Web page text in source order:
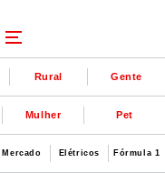
Rural Gente
Mulher Pet
Mercado Elétricos Fórmula 1